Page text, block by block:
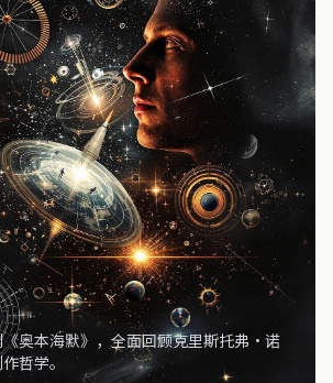
《奥本海默》，全面回顾克里斯托弗·诺
哲学。